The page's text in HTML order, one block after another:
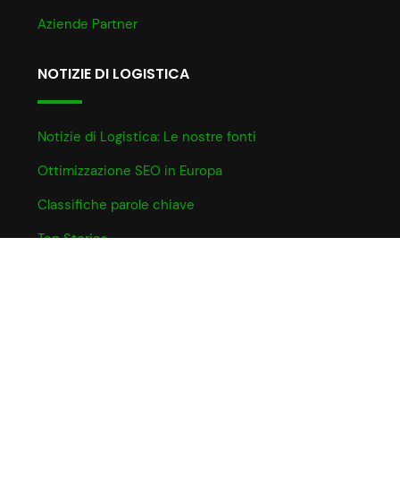
Aziende Partner
NOTIZIE DI LOGISTICA
Notizie di Logistica: Le nostre fonti
Ottimizzazione SEO in Europa
Classifiche parole chiave
Top Stories